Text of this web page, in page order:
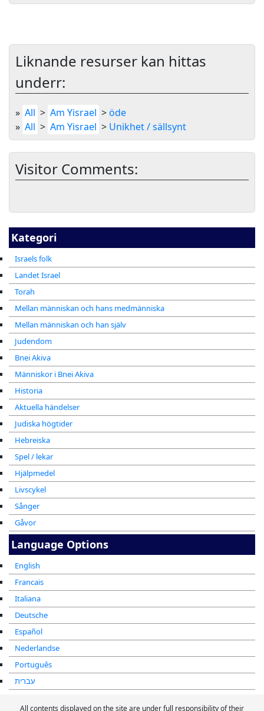
Kategori
Israels folk
Landet Israel
Torah
Mellan människan och hans medmänniska
Mellan människan och han själv
Judendom
Bnei Akiva
Människor i Bnei Akiva
Historia
Aktuella händelser
Judiska högtider
Hebreiska
Spel / lekar
Hjälpmedel
Livscykel
Sånger
Gåvor
Liknande resurser kan hittas
underr:
» All > Am Yisrael >öde
» All > Am Yisrael > Unikhet / sällsynt
Visitor Comments:
Language Options
English
Francais
Italiana
Deutsche
Español
Nederlandse
Português
עברית
All contents displayed on the site are under full responsibility of their